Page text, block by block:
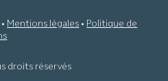
droits réservés
• Mentions légales • Politique de